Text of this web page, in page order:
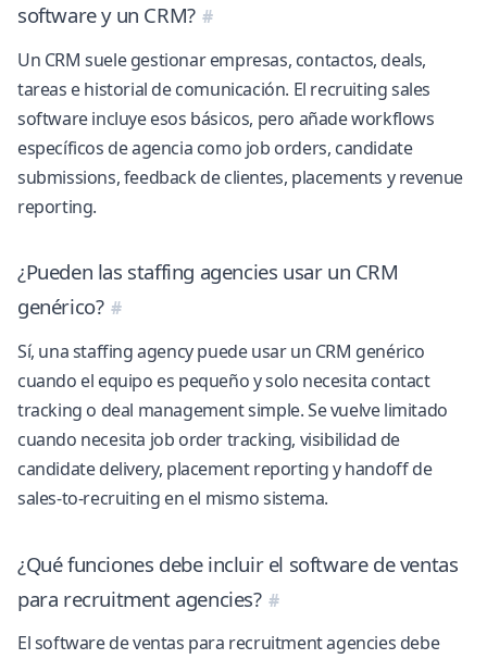
software y un CRM?
Un CRM suele gestionar empresas, contactos, deals,
tareas e historial de comunicación. El recruiting sales
software incluye esos básicos, pero añade workflows
específicos de agencia como job orders, candidate
submissions, feedback de clientes, placements y revenue
reporting.
¿Pueden las staffing agencies usar un CRM
genérico?
Sí, una staffing agency puede usar un CRM genérico
cuando el equipo es pequeño y solo necesita contact
tracking o deal management simple. Se vuelve limitado
cuando necesita job order tracking, visibilidad de
candidate delivery, placement reporting y handoff de
sales-to-recruiting en el mismo sistema.
¿Qué funciones debe incluir el software de ventas
para recruitment agencies?
El software de ventas para recruitment agencies debe